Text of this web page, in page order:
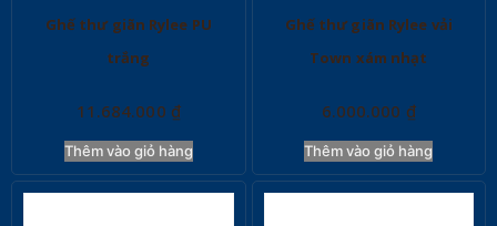
Ghế thư giãn Rylee PU
trắng
11.684.000 ₫
Thêm vào giỏ hàng
Ghế thư giãn Rylee vải
Town xám nhạt
6.000.000 ₫
Thêm vào giỏ hàng